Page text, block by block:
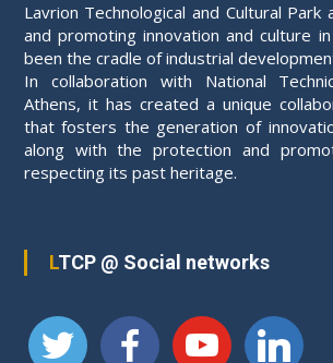
Lavrion Technological and Cultural Park
and promoting innovation and culture
been the cradle of industrial
In collaboration with National
Athens, it has created a unique
that fosters the generation of
along with the protection and
respecting its past heritage.
LTCP @ Social networks